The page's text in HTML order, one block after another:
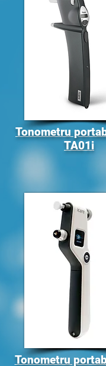
Tonometru
TA01i
Tonometru